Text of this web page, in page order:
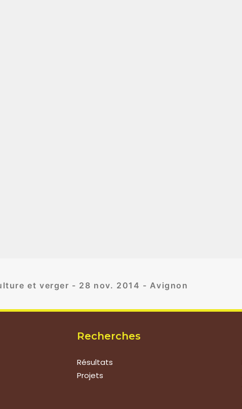
et verger - 28 nov. 2014 - Avignon
Recherches
Résultats
Projets